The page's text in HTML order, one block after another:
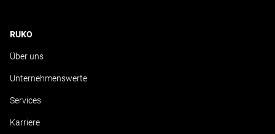
RUKO
Über uns
Unternehmenswerte
Services
Karriere